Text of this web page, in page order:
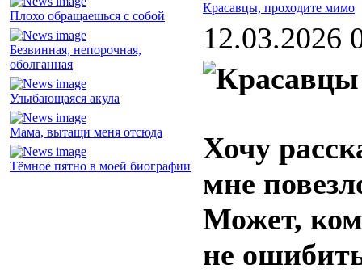
Плохо обращаешься с собой
Безвинная, непорочная,
оболганная
Улыбающаяся акула
Мама, вытащи меня отсюда
Тёмное пятно в моей биографии
Красавцы, проходите мимо
12.03.2026
Хочу
мне
Может,
не